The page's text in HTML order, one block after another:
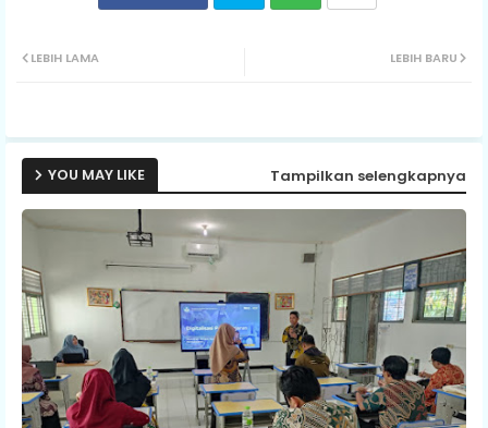
ap
p
LEBIH BARU
LEBIH LAMA
YOU MAY LIKE Tampilkan selengkapnya